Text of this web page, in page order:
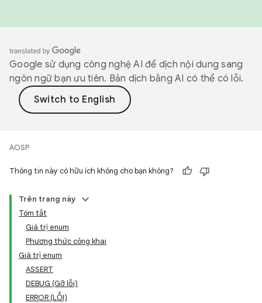
Google sử dụng công nghệ AI để dịch nội dung sang
ngôn ngữ bạn ưu tiên. Bản dịch bằng AI có thể có lỗi.
AOSP
Thông tin này có hữu ích không cho bạn không?
Trên trang này
Tóm tắt
Giá trị enum
Phương thức công khai
Giá trị enum
ASSERT
DEBUG (Gỡ lỗi)
ERROR (LỖI)